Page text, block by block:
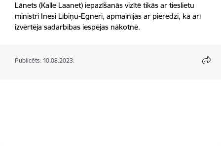
Lānets (Kalle Laanet) iepazīšanās vizītē tikās ar tieslietu
ministri Inesi Lībiņu-Egneri, apmainījās ar pieredzi, kā arī
izvērtēja sadarbības iespējas nākotnē.
Publicēts: 10.08.2023.